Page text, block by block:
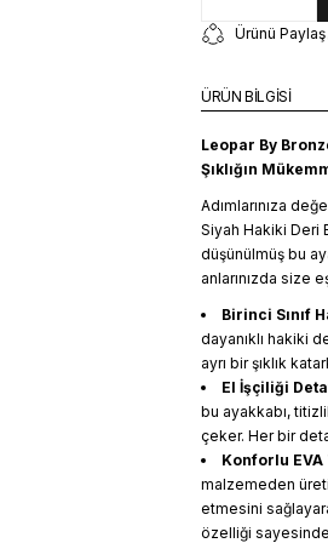
Ürünü Paylaş
ÜRÜN BİLGİSİ
Leopar By
Şıklığın
Adımlarınıza
Siyah Hakiki Deri
düşünülmüş bu
anlarınızda size
Birinci Sınıf
dayanıklı hakiki
ayrı bir şıklık
El İşçiliği
bu ayakkabı,
çeker. Her bir
Konforlu EVA
malzemeden
etmesini
özelliği sayesinde